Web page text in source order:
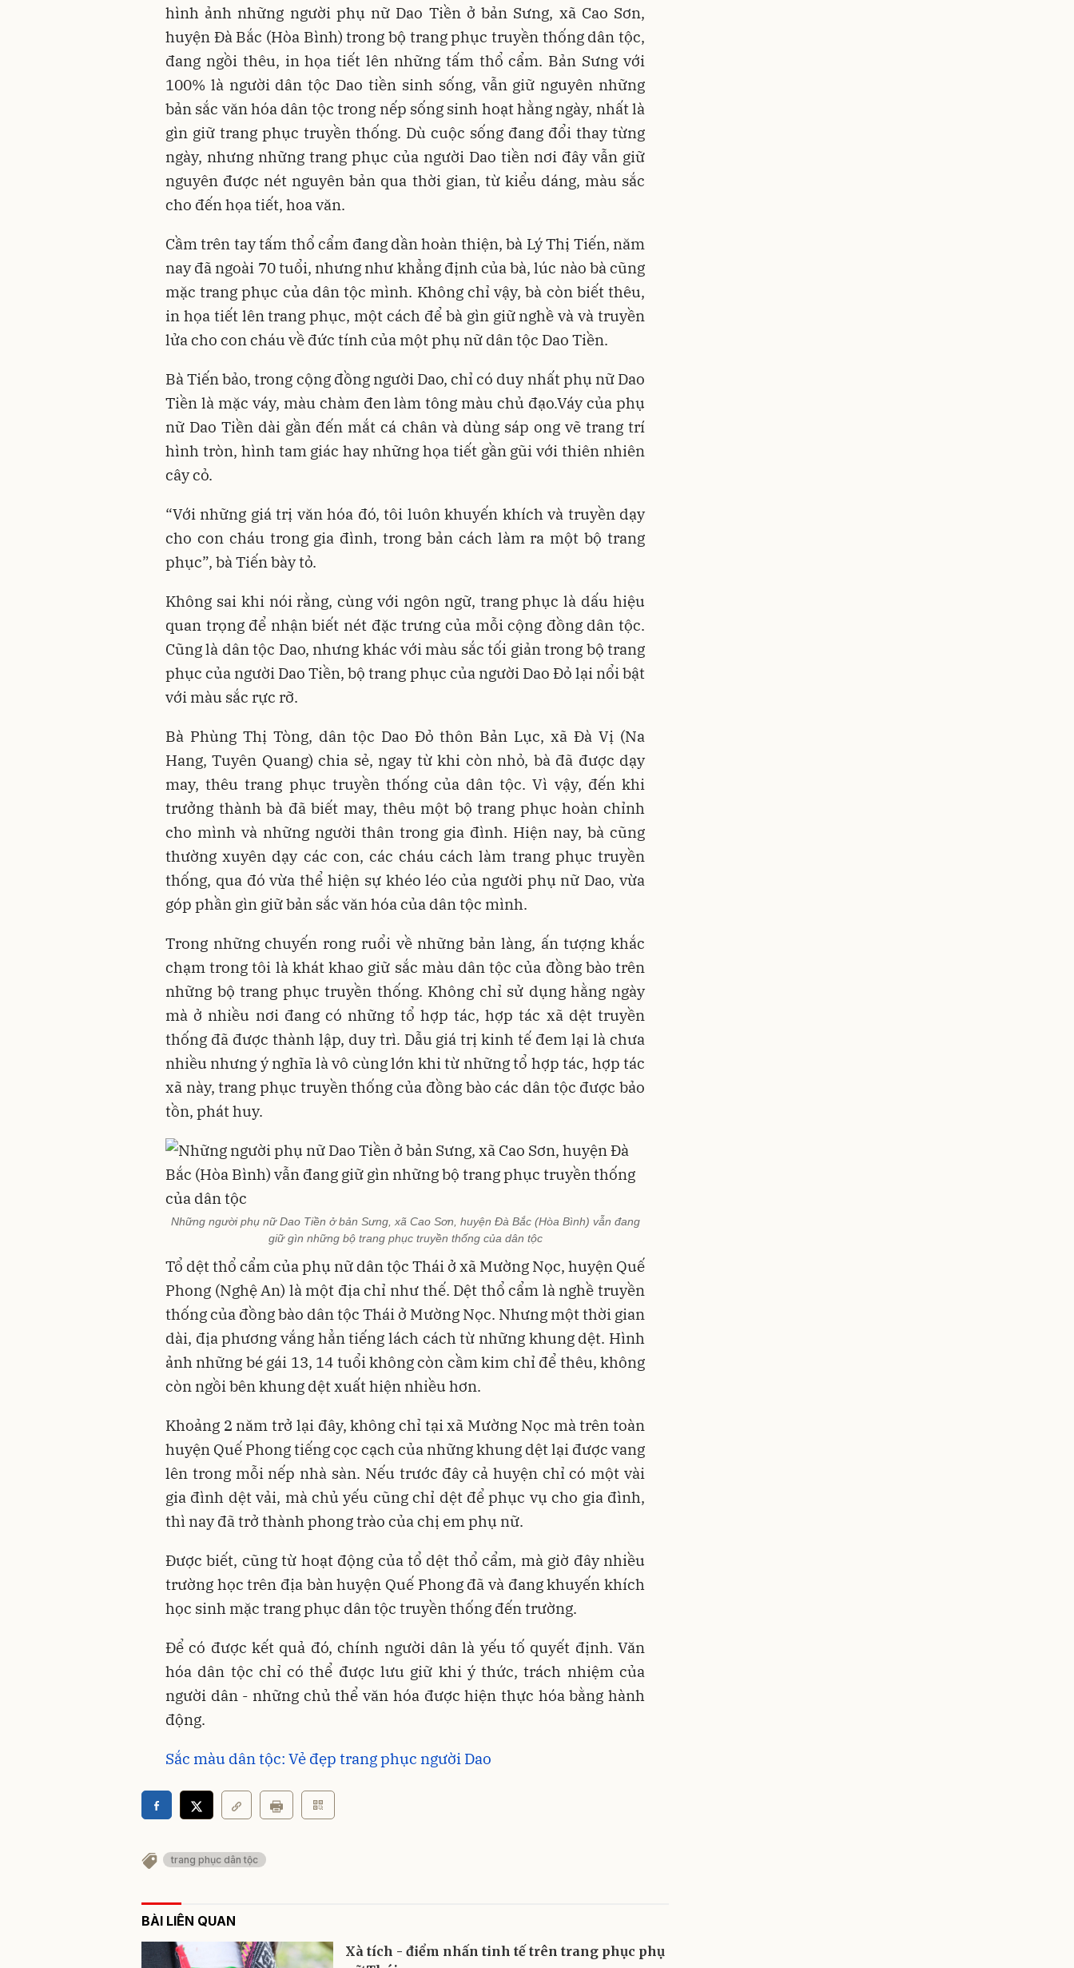
hình ảnh những người phụ nữ Dao Tiền ở bản Sưng, xã Cao Sơn,
huyện Đà Bắc (Hòa Bình) trong bộ trang phục truyền thống dân tộc,
đang ngồi thêu, in họa tiết lên những tấm thổ cẩm. Bản Sưng với
100% là người dân tộc Dao tiền sinh sống, vẫn giữ nguyên những
bản sắc văn hóa dân tộc trong nếp sống sinh hoạt hằng ngày, nhất là
gìn giữ trang phục truyền thống. Dù cuộc sống đang đổi thay từng
ngày, nhưng những trang phục của người Dao tiền nơi đây vẫn giữ
nguyên được nét nguyên bản qua thời gian, từ kiểu dáng, màu sắc
cho đến họa tiết, hoa văn.
Cầm trên tay tấm thổ cẩm đang dần hoàn thiện, bà Lý Thị Tiến, năm
nay đã ngoài 70 tuổi, nhưng như khẳng định của bà, lúc nào bà cũng
mặc trang phục của dân tộc mình. Không chỉ vậy, bà còn biết thêu,
in họa tiết lên trang phục, một cách để bà gìn giữ nghề và và truyền
lửa cho con cháu về đức tính của một phụ nữ dân tộc Dao Tiền.
Bà Tiến bảo, trong cộng đồng người Dao, chỉ có duy nhất phụ nữ Dao
Tiền là mặc váy, màu chàm đen làm tông màu chủ đạo.Váy của phụ
nữ Dao Tiền dài gần đến mắt cá chân và dùng sáp ong vẽ trang trí
hình tròn, hình tam giác hay những họa tiết gần gũi với thiên nhiên
cây cỏ.
“Với những giá trị văn hóa đó, tôi luôn khuyến khích và truyền dạy
cho con cháu trong gia đình, trong bản cách làm ra một bộ trang
phục”, bà Tiến bày tỏ.
Không sai khi nói rằng, cùng với ngôn ngữ, trang phục là dấu hiệu
quan trọng để nhận biết nét đặc trưng của mỗi cộng đồng dân tộc.
Cũng là dân tộc Dao, nhưng khác với màu sắc tối giản trong bộ trang
phục của người Dao Tiền, bộ trang phục của người Dao Đỏ lại nổi bật
với màu sắc rực rỡ.
Bà Phùng Thị Tòng, dân tộc Dao Đỏ thôn Bản Lục, xã Đà Vị (Na
Hang, Tuyên Quang) chia sẻ, ngay từ khi còn nhỏ, bà đã được dạy
may, thêu trang phục truyền thống của dân tộc. Vì vậy, đến khi
trưởng thành bà đã biết may, thêu một bộ trang phục hoàn chỉnh
cho mình và những người thân trong gia đình. Hiện nay, bà cũng
thường xuyên dạy các con, các cháu cách làm trang phục truyền
thống, qua đó vừa thể hiện sự khéo léo của người phụ nữ Dao, vừa
góp phần gìn giữ bản sắc văn hóa của dân tộc mình.
Trong những chuyến rong ruổi về những bản làng, ấn tượng khắc
chạm trong tôi là khát khao giữ sắc màu dân tộc của đồng bào trên
những bộ trang phục truyền thống. Không chỉ sử dụng hằng ngày
mà ở nhiều nơi đang có những tổ hợp tác, hợp tác xã dệt truyền
thống đã được thành lập, duy trì. Dẫu giá trị kinh tế đem lại là chưa
nhiều nhưng ý nghĩa là vô cùng lớn khi từ những tổ hợp tác, hợp tác
xã này, trang phục truyền thống của đồng bào các dân tộc được bảo
tồn, phát huy.
Những người phụ nữ Dao Tiền ở bản Sưng, xã Cao Sơn, huyện Đà Bắc (Hòa Bình) vẫn đang
giữ gìn những bộ trang phục truyền thống của dân tộc
Tổ dệt thổ cẩm của phụ nữ dân tộc Thái ở xã Mường Nọc, huyện Quế
Phong (Nghệ An) là một địa chỉ như thế. Dệt thổ cẩm là nghề truyền
thống của đồng bào dân tộc Thái ở Mường Nọc. Nhưng một thời gian
dài, địa phương vắng hẳn tiếng lách cách từ những khung dệt. Hình
ảnh những bé gái 13, 14 tuổi không còn cầm kim chỉ để thêu, không
còn ngồi bên khung dệt xuất hiện nhiều hơn.
Khoảng 2 năm trở lại đây, không chỉ tại xã Mường Nọc mà trên toàn
huyện Quế Phong tiếng cọc cạch của những khung dệt lại được vang
lên trong mỗi nếp nhà sàn. Nếu trước đây cả huyện chỉ có một vài
gia đình dệt vải, mà chủ yếu cũng chỉ dệt để phục vụ cho gia đình,
thì nay đã trở thành phong trào của chị em phụ nữ.
Được biết, cũng từ hoạt động của tổ dệt thổ cẩm, mà giờ đây nhiều
trường học trên địa bàn huyện Quế Phong đã và đang khuyến khích
học sinh mặc trang phục dân tộc truyền thống đến trường.
Để có được kết quả đó, chính người dân là yếu tố quyết định. Văn
hóa dân tộc chỉ có thể được lưu giữ khi ý thức, trách nhiệm của
người dân - những chủ thể văn hóa được hiện thực hóa bằng hành
động.
Sắc màu dân tộc: Vẻ đẹp trang phục người Dao
trang phục dân tộc
BÀI LIÊN QUAN
Xà tích - điểm nhấn tinh tế trên trang phục phụ